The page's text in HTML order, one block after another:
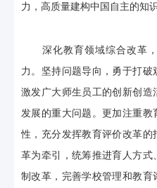
力，高质量建构中国自主的知识
深化教育领域综合改革，
力。坚持问题导向，勇于打
激发广大师生员工的创新创
发展的重大问题。更加注重教
性，充分发挥教育评价改革
革为牵引，统筹推进育人方
制改革，完善学校管理和教